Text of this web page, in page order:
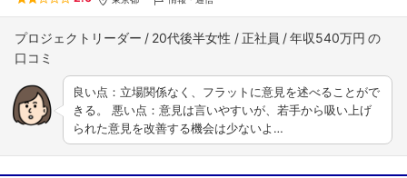
プロジェクトリーダー 20代後半女性 正社員 年収540万円
良い点：立場関係なく、フラットに意見を述べることがで
きる。 悪い点：意見は言いやすいが、若手から吸い上げ
られた意見を改善する機会は少ないよ…